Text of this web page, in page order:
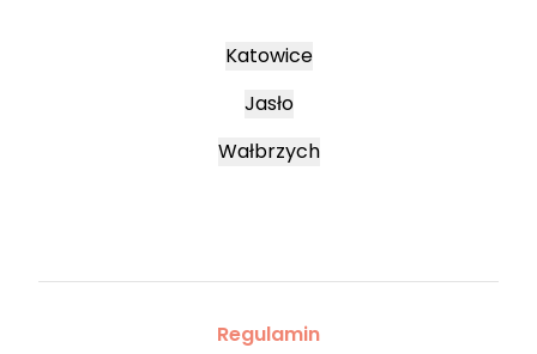
Katowice
Jasło
Wałbrzych
Regulamin